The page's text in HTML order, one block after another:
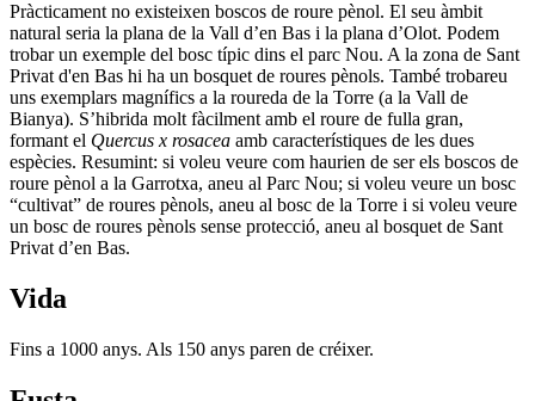
Pràcticament no existeixen boscos de roure pènol. El seu àmbit
natural seria la plana de la Vall d’en Bas i la plana d’Olot. Podem
trobar un exemple del bosc típic dins el parc Nou. A la zona de Sant
Privat d'en Bas hi ha un bosquet de roures pènols. També trobareu
uns exemplars magnífics a la roureda de la Torre (a la Vall de
Bianya). S’hibrida molt fàcilment amb el roure de fulla gran,
formant el Quercus x rosacea amb característiques de les dues
espècies. Resumint: si voleu veure com haurien de ser els boscos de
roure pènol a la Garrotxa, aneu al Parc Nou; si voleu veure un bosc
“cultivat” de roures pènols, aneu al bosc de la Torre i si voleu veure
un bosc de roures pènols sense protecció, aneu al bosquet de Sant
Privat d’en Bas.
Vida
Fins a 1000 anys. Als 150 anys paren de créixer.